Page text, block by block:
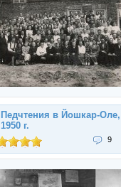
Педчтения в Йошкар-Оле,
1950 г.
9